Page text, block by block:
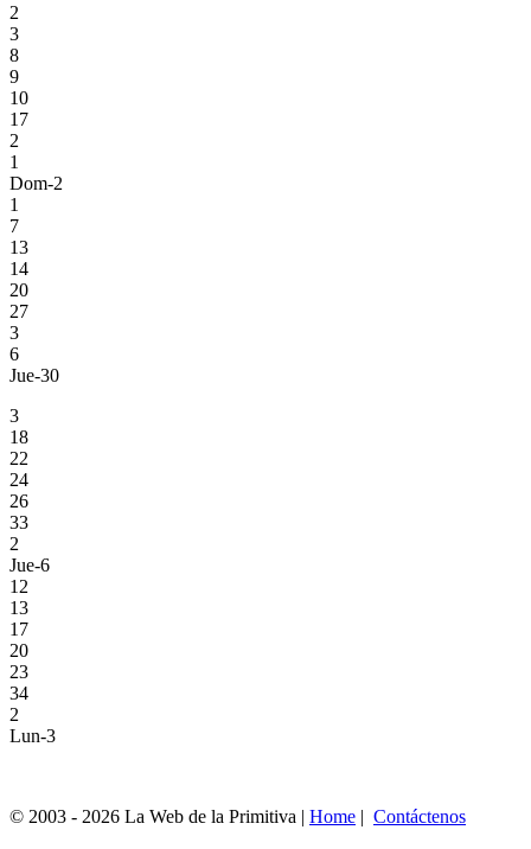
2
3
8
9
10
17
2
1
Dom-2
1
7
13
14
20
27
3
6
Jue-30
3
18
22
24
26
33
2
Jue-6
12
13
17
20
23
34
2
Lun-3
© 2003 - 2026 La Web de la Primitiva | Home | Contáctenos